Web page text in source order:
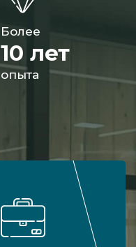
Более
10 лет
опыта